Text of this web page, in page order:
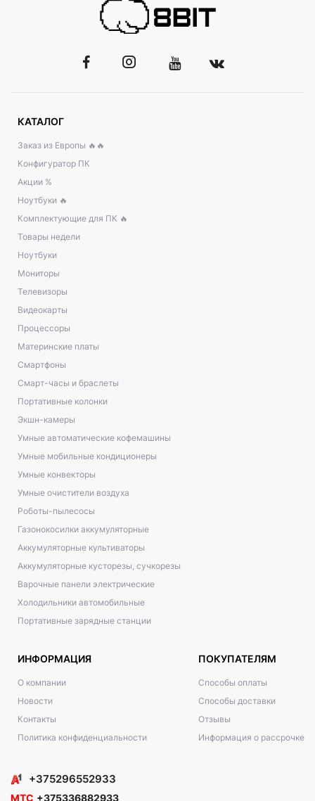
КАТАЛОГ
Заказ из Европы 🔥🔥
Конфигуратор ПК
Акции %
Ноутбуки 🔥
Комплектующие для ПК 🔥
Товары недели
Ноутбуки
Мониторы
Телевизоры
Видеокарты
Процессоры
Материнские платы
Смартфоны
Смарт-часы и браслеты
Портативные колонки
Экшн-камеры
Умные автоматические кофемашины
Умные мобильные кондиционеры
Умные конвекторы
Умные очистители воздуха
Роботы-пылесосы
Газонокосилки аккумуляторные
Аккумуляторные культиваторы
Аккумуляторные кусторезы, сучкорезы
Варочные панели электрические
Холодильники автомобильные
Портативные зарядные станции
ИНФОРМАЦИЯ
О компании
Новости
Контакты
Политика конфиденциальности
ПОКУПАТЕЛЯМ
Способы оплаты
Способы доставки
Отзывы
Информация о рассрочке
+375296552933
МТС +375336882933